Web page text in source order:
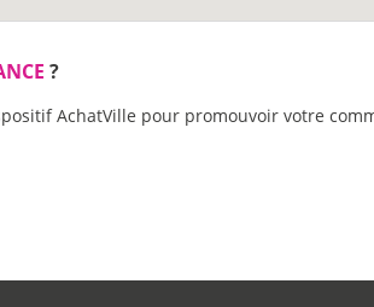
?
AchatVille pour promouvoir votre